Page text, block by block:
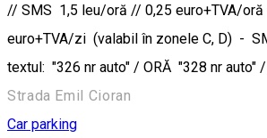
// SMS 1,5 leu/oră // 0,25 euro+TVA/
euro+TVA/zi (valabil în zonele C, D) -
textul: "326 nr auto" / ORĂ "328 nr auto"
Strada Emil Cioran
Car parking